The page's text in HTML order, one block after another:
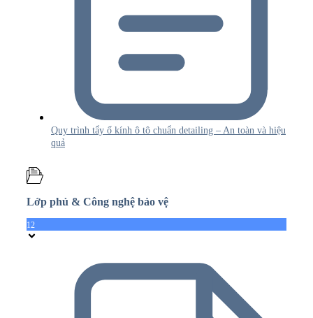
Quy trình tẩy ố kính ô tô chuẩn detailing – An toàn và hiệu
quả
Lớp phủ & Công nghệ bảo vệ
12